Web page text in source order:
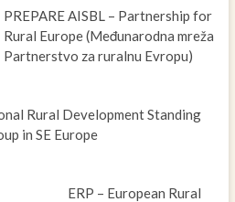
PREPARE AISBL – Partnership for
Rural Europe (Međunarodna mreža
Partnerstvo za ruralnu Evropu)
Rural Development Standing
in SE Europe
ERP – European Rural